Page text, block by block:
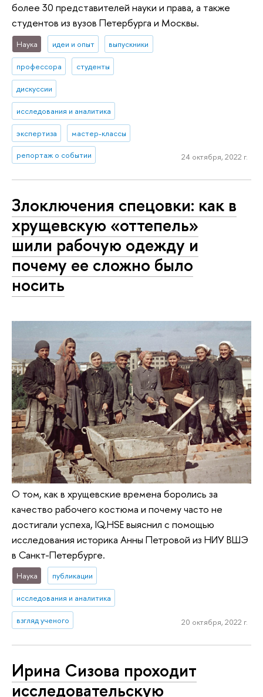
более 30 представителей науки и права, а также
студентов из вузов Петербурга и Москвы.
Наука идеи и опыт выпускники
профессора студенты
дискуссии
исследования и аналитика
экспертиза мастер-классы
репортаж о событии 24 октября, 2022 г.
Злоключения спецовки: как в
хрущевскую «оттепель»
шили рабочую одежду и
почему ее сложно было
носить
О том, как в хрущевские времена боролись за
качество рабочего костюма и почему часто не
достигали успеха, IQ.HSE выяснил с помощью
исследования историка Анны Петровой из НИУ ВШЭ
в Санкт-Петербурге.
Наука публикации
исследования и аналитика
взгляд ученого 20 октября, 2022 г.
Ирина Сизова проходит
исследовательскую